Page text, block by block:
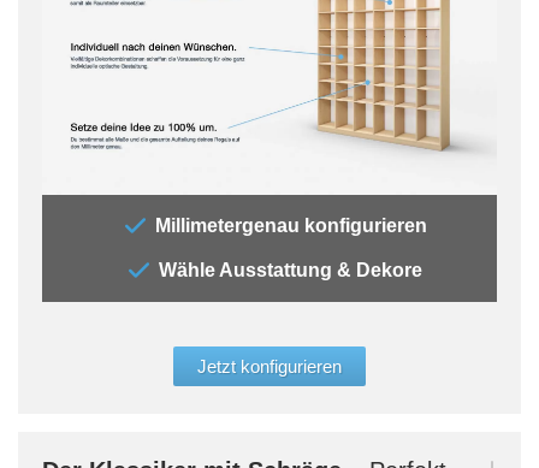
Millimetergenau konfigurieren
Wähle Ausstattung & Dekore
Jetzt konfigurieren